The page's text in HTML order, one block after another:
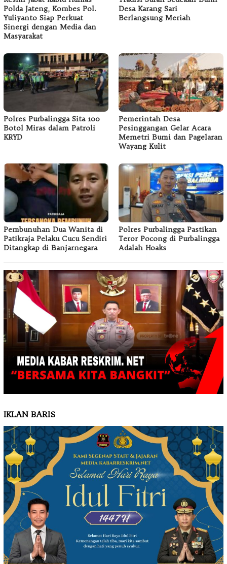
Polda Jateng, Kombes Pol.
Yuliyanto Siap Perkuat
Sinergi dengan Media dan
Masyarakat
Desa Karang Sari
Berlangsung Meriah
Polres Purbalingga Sita 100
Botol Miras dalam Patroli
KRYD
Pemerintah Desa
Pesinggangan Gelar Acara
Memetri Bumi dan Pagelaran
Wayang Kulit
Pembunuhan Dua Wanita di
Patikraja Pelaku Cucu Sendiri
Ditangkap di Banjarnegara
Polres Purbalingga Pastikan
Teror Pocong di Purbalingga
Adalah Hoaks
IKLAN BARIS